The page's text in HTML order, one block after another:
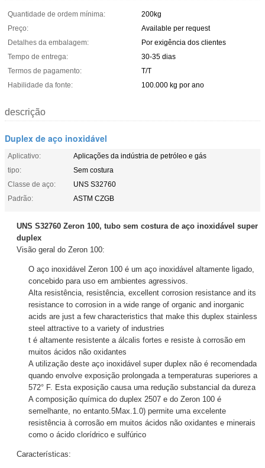
Quantidade de ordem mínima:
200kg
Preço:
Available per request
Detalhes da embalagem:
Por exigência dos clientes
Tempo de entrega:
30-35 dias
Termos de pagamento:
T/T
Habilidade da fonte:
100.000 kg por ano
descrição
Duplex de aço inoxidável
Aplicativo:
Aplicações da indústria de petróleo e gás
tipo:
Sem costura
Classe de aço:
UNS S32760
Padrão:
ASTM CZGB
UNS S32760 Zeron 100, tubo sem costura de aço inoxidável super
duplex
Visão geral do Zeron 100:
O aço inoxidável Zeron 100 é um aço inoxidável altamente ligado,
concebido para uso em ambientes agressivos.
Alta resistência, resistência, excellent corrosion resistance and its
resistance to corrosion in a wide range of organic and inorganic
acids are just a few characteristics that make this duplex stainless
steel attractive to a variety of industries
t é altamente resistente a álcalis fortes e resiste à corrosão em
muitos ácidos não oxidantes
A utilização deste aço inoxidável super duplex não é recomendada
quando envolve exposição prolongada a temperaturas superiores a
572° F. Esta exposição causa uma redução substancial da dureza
A composição química do duplex 2507 e do Zeron 100 é
semelhante, no entanto.5Max.1.0) permite uma excelente
resistência à corrosão em muitos ácidos não oxidantes e minerais
como o ácido clorídrico e sulfúrico
Características: